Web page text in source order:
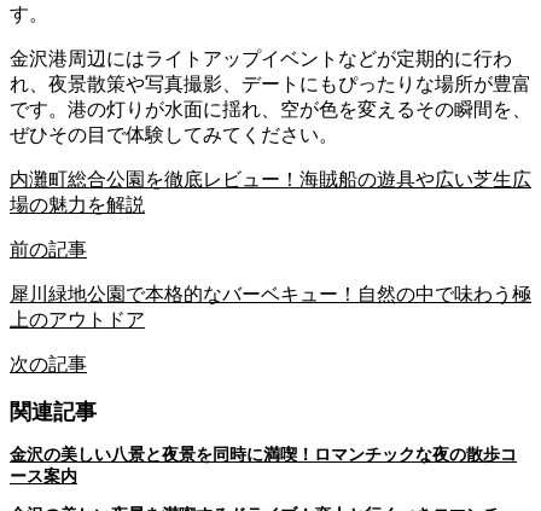
す。
金沢港周辺にはライトアップイベントなどが定期的に行わ
れ、夜景散策や写真撮影、デートにもぴったりな場所が豊富
です。港の灯りが水面に揺れ、空が色を変えるその瞬間を、
ぜひその目で体験してみてください。
内灘町総合公園を徹底レビュー！海賊船の遊具や広い芝生広
場の魅力を解説
前の記事
犀川緑地公園で本格的なバーベキュー！自然の中で味わう極
上のアウトドア
次の記事
関連記事
金沢の美しい八景と夜景を同時に満喫！ロマンチックな夜の散歩コ
ース案内